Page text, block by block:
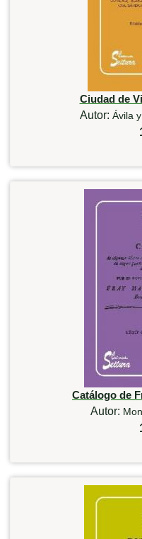
Ciudad de
Autor: Ávila
Catálogo de
Autor: